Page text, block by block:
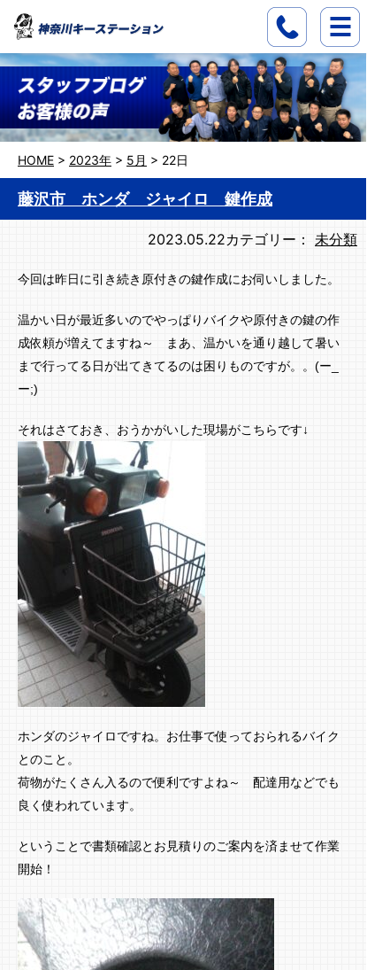
HOME > 2023年 > 5月 > 22日
藤沢市 ホンダ ジャイロ 鍵作成
2023.05.22カテゴリー： 未分類
今回は昨日に引き続き原付きの鍵作成にお伺いしました。
温かい日が最近多いのでやっぱりバイクや原付きの鍵の作
成依頼が増えてますね～ まあ、温かいを通り越して暑い
まで行ってる日が出てきてるのは困りものですが。。(ー_
ー;)
それはさておき、おうかがいした現場がこちらです↓
ホンダのジャイロですね。お仕事で使っておられるバイク
とのこと。
荷物がたくさん入るので便利ですよね～ 配達用などでも
良く使われています。
ということで書類確認とお見積りのご案内を済ませて作業
開始！